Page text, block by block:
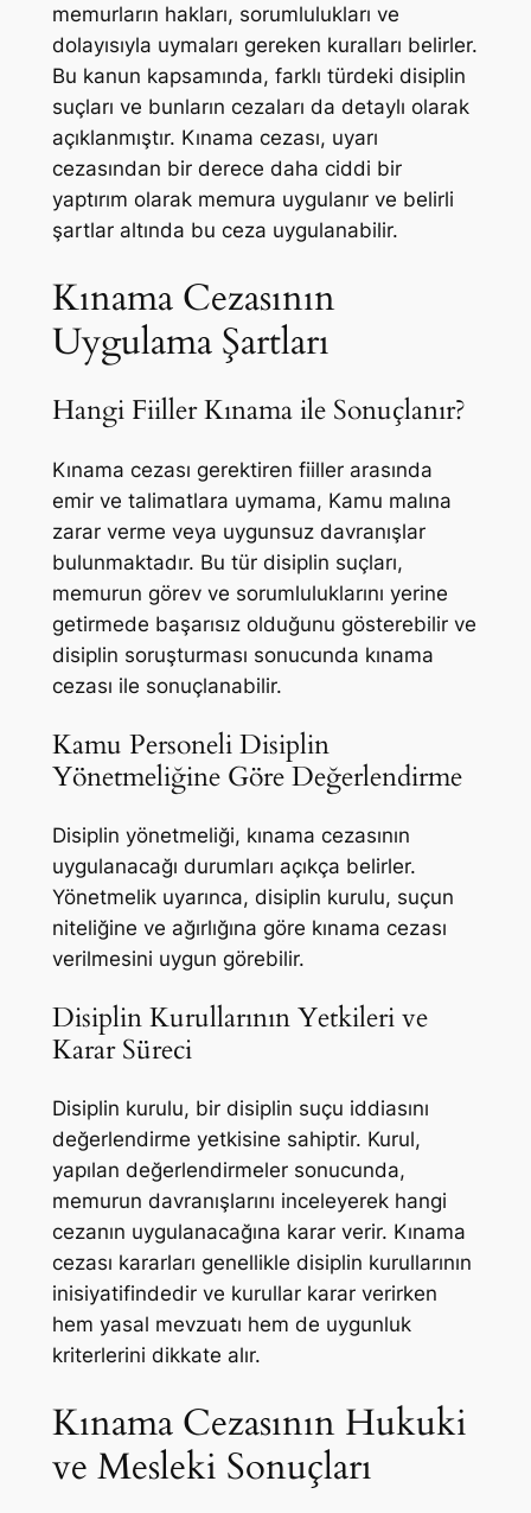
memurların hakları, sorumlulukları ve
dolayısıyla uymaları gereken kuralları belirler.
Bu kanun kapsamında, farklı türdeki disiplin
suçları ve bunların cezaları da detaylı olarak
açıklanmıştır. Kınama cezası, uyarı
cezasından bir derece daha ciddi bir
yaptırım olarak memura uygulanır ve belirli
şartlar altında bu ceza uygulanabilir.
Kınama Cezasının
Uygulama Şartları
Hangi Fiiller Kınama ile Sonuçlanır?
Kınama cezası gerektiren fiiller arasında
emir ve talimatlara uymama, Kamu malına
zarar verme veya uygunsuz davranışlar
bulunmaktadır. Bu tür disiplin suçları,
memurun görev ve sorumluluklarını yerine
getirmede başarısız olduğunu gösterebilir ve
disiplin soruşturması sonucunda kınama
cezası ile sonuçlanabilir.
Kamu Personeli Disiplin
Yönetmeliğine Göre Değerlendirme
Disiplin yönetmeliği, kınama cezasının
uygulanacağı durumları açıkça belirler.
Yönetmelik uyarınca, disiplin kurulu, suçun
niteliğine ve ağırlığına göre kınama cezası
verilmesini uygun görebilir.
Disiplin Kurullarının Yetkileri ve
Karar Süreci
Disiplin kurulu, bir disiplin suçu iddiasını
değerlendirme yetkisine sahiptir. Kurul,
yapılan değerlendirmeler sonucunda,
memurun davranışlarını inceleyerek hangi
cezanın uygulanacağına karar verir. Kınama
cezası kararları genellikle disiplin kurullarının
inisiyatifindedir ve kurullar karar verirken
hem yasal mevzuatı hem de uygunluk
kriterlerini dikkate alır.
Kınama Cezasının Hukuki
ve Mesleki Sonuçları